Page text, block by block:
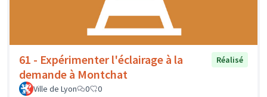
61 - Expérimenter l'éclairage à la
demande à Montchat
Réalisé
Ville de Lyon 0 0